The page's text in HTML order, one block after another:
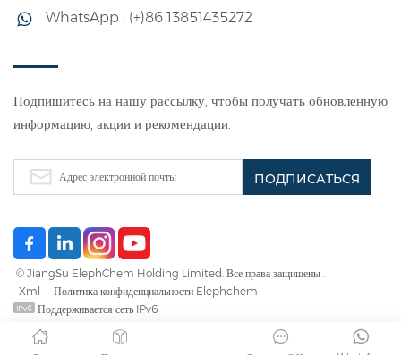
WhatsApp : (+)86 13851435272
Подпишитесь на нашу рассылку, чтобы получать обновленную
информацию, акции и рекомендации.
© JiangSu ElephChem Holding Limited. Все права защищены .
Xml
Политика конфиденциальности Elephchem
Поддерживается сеть IPv6